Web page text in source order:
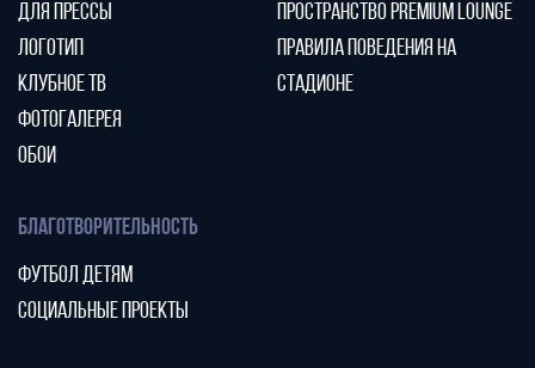
ДЛЯ ПРЕССЫ
ЛОГОТИП
КЛУБНОЕ ТВ
ФОТОГАЛЕРЕЯ
ОБОИ
ПРОСТРАНСТВО PREMIUM LOUNGE
ПРАВИЛА ПОВЕДЕНИЯ НА
СТАДИОНЕ
БЛАГОТВОРИТЕЛЬНОСТЬ
ФУТБОЛ ДЕТЯМ
СОЦИАЛЬНЫЕ ПРОЕКТЫ